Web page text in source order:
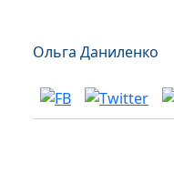
Ольга Даниленко